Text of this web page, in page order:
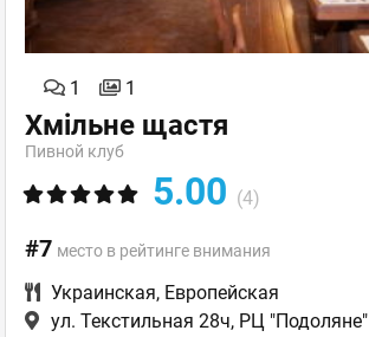
1 1
Хмільне щастя
Пивной клуб
5.00 (4)
#7 место в рейтинге внимания
Украинская, Европейская
ул. Текстильная 28ч, РЦ "Подоляне"